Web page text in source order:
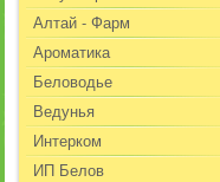
Алтай - Фарм
Ароматика
Беловодье
Ведунья
Интерком
ИП Белов